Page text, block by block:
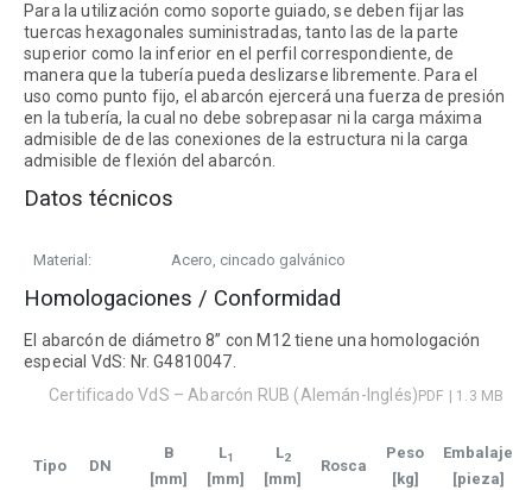
Para la utilización como soporte guiado, se deben fijar las
tuercas hexagonales suministradas, tanto las de la parte
superior como la inferior en el perfil correspondiente, de
manera que la tubería pueda deslizarse libremente. Para el
uso como punto fijo, el abarcón ejercerá una fuerza de presión
en la tubería, la cual no debe sobrepasar ni la carga máxima
admisible de de las conexiones de la estructura ni la carga
admisible de flexión del abarcón.
Datos técnicos
Material: Acero, cincado galvánico
Homologaciones / Conformidad
El abarcón de diámetro 8” con M12 tiene una homologación
especial VdS: Nr. G4810047.
Certificado VdS – Abarcón RUB (Alemán-Inglés) PDF | 1.3 MB
Tipo DN
B
[mm]
L1
[mm]
L2
[mm]
Rosca
Peso
[kg]
Embalaje
[pieza]